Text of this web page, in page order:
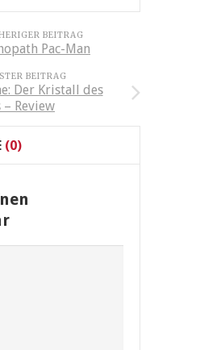
BEITRAG
Pac-Man
BEITRAG
Der Kristall des
– Review
(0)